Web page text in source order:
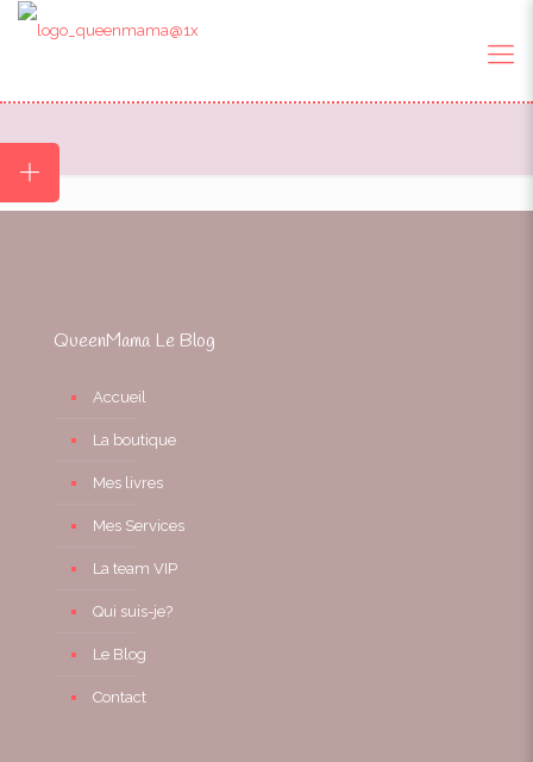
QueenMama Le Blog
Accueil
La boutique
Mes livres
Mes Services
La team VIP
Qui suis-je?
Le Blog
Contact